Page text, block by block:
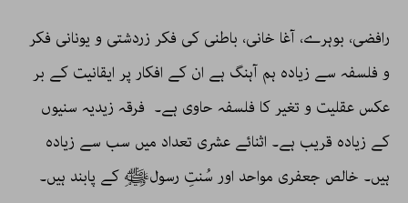
رافضی، بوہرے، آغا خانی، باطنی کی فکر زردشتی و یونانی فکر
و فلسفہ سے زیادہ ہم آہنگ ہے ان کے افکار پر ایقانیت کے بر
عکس عقلیت و تغیر کا فلسفہ حاوی ہے۔ فرقہ زیدیہ سنیوں
کے زیادہ قریب ہے۔ اثنائے عشری تعداد میں سب سے زیادہ
ہیں۔ خالص جعفری مواحد اور سُنتِ رسولﷺ کے پابند ہیں۔